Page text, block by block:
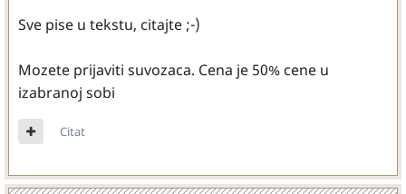
Sve pise u tekstu, citajte ;-)
Mozete prijaviti suvozaca. Cena je 50% cene u
izabranoj sobi
Citat